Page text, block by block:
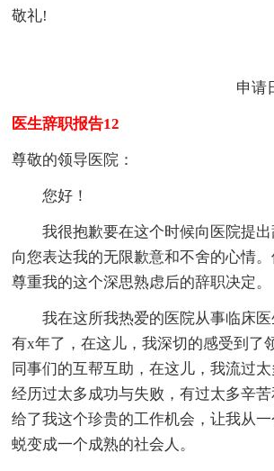
敬礼!
申请日
医生辞职报告12
尊敬的领导医院：
您好！
我很抱歉要在这个时候向医院提出
向您表达我的无限歉意和不舍的心情
尊重我的这个深思熟虑后的辞职决定。
我在这所我热爱的医院从事临床医
有x年了，在这儿，我深切的感受到了
同事们的互帮互助，在这儿，我流过太
经历过太多成功与失败，有过太多辛
给了我这个珍贵的工作机会，让我从
蜕变成一个成熟的社会人。